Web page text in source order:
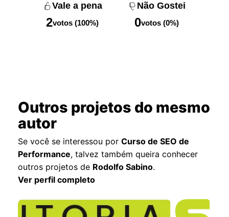
Vale a pena
2votos (100%)
Não Gostei
0votos (0%)
Outros projetos do mesmo
autor
Se você se interessou porCurso de SEO de
Performance, talvez também queira conhecer
outros projetos de Rodolfo Sabino.
Ver perfil completo